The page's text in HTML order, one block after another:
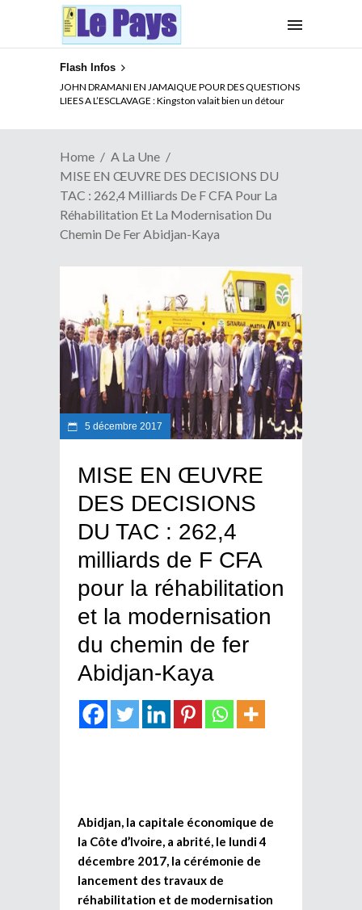
Flash Infos
JOHN DRAMANI EN JAMAIQUE POUR DES QUESTIONS
LIEES A L’ESCLAVAGE : Kingston valait bien un détour
ELECTION DE TALON A LA TETE DU SENAT BENINOIS :
Quand Patrice quitte le pouvoir sans partir !
Home
A La Une
MISE EN ŒUVRE DES DECISIONS DU
TAC : 262,4 Milliards De F CFA Pour La
Réhabilitation Et La Modernisation Du
Chemin De Fer Abidjan-Kaya
5 décembre 2017
MISE EN ŒUVRE
DES DECISIONS
DU TAC : 262,4
milliards de F CFA
pour la réhabilitation
et la modernisation
du chemin de fer
Abidjan-Kaya
Abidjan, la capitale économique de
la Côte d’Ivoire, a abrité, le lundi 4
décembre 2017, la cérémonie de
lancement des travaux de
réhabilitation et de modernisation